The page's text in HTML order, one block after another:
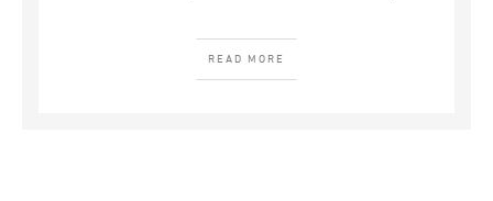
READ MORE